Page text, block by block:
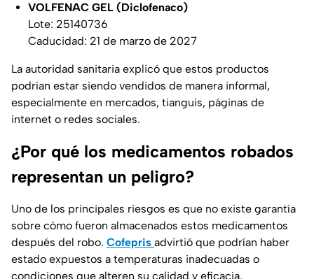
VOLFENAC GEL (Diclofenaco)
Lote: 25140736
Caducidad: 21 de marzo de 2027
La autoridad sanitaria explicó que estos productos
podrían estar siendo vendidos de manera informal,
especialmente en mercados, tianguis, páginas de
internet o redes sociales.
¿Por qué los medicamentos robados
representan un peligro?
Uno de los principales riesgos es que no existe garantía
sobre cómo fueron almacenados estos medicamentos
después del robo. Cofepris advirtió que podrían haber
estado expuestos a temperaturas inadecuadas o
condiciones que alteren su calidad y eficacia.